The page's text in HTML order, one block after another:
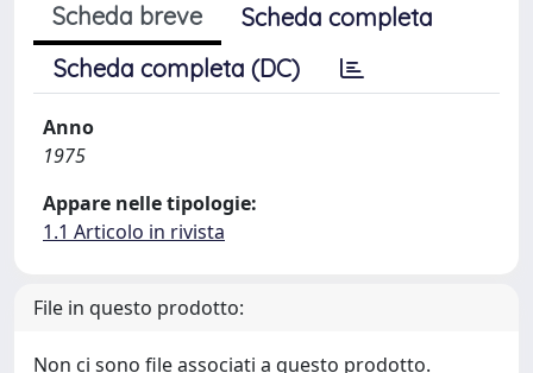
Scheda breve
Scheda completa
Scheda completa (DC)
Anno
1975
Appare nelle tipologie:
1.1 Articolo in rivista
File in questo prodotto:
Non ci sono file associati a questo prodotto.